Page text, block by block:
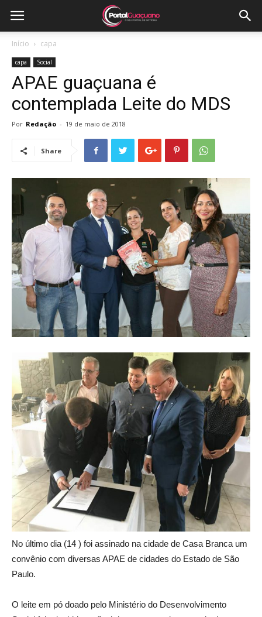
Início capa
capa Social
APAE guaçuana é
contemplada Leite do MDS
Por Redação - 19 de maio de 2018
Share
No último dia (14 ) foi assinado na cidade de Casa Branca um
convênio com diversas APAE de cidades do Estado de São
Paulo.
O leite em pó doado pelo Ministério do Desenvolvimento